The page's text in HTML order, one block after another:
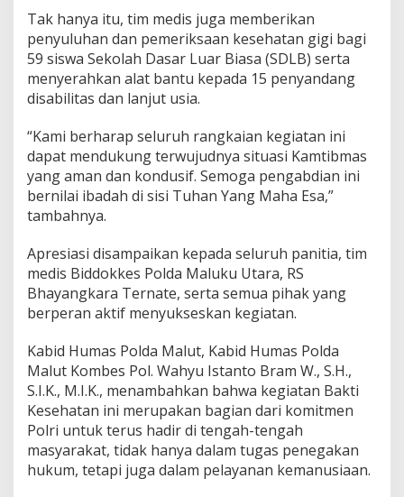
a
r
a
k
a
t
e
r
i
m
a
y
a
n
a
n
r
a
i
s
Tak hanya itu, tim medis juga memberikan
penyuluhan dan pemeriksaan kesehatan gigi bagi
59 siswa Sekolah Dasar Luar Biasa (SDLB) serta
menyerahkan alat bantu kepada 15 penyandang
disabilitas dan lanjut usia.
“Kami berharap seluruh rangkaian kegiatan ini
dapat mendukung terwujudnya situasi Kamtibmas
yang aman dan kondusif. Semoga pengabdian ini
bernilai ibadah di sisi Tuhan Yang Maha Esa,”
tambahnya.
Apresiasi disampaikan kepada seluruh panitia, tim
medis Biddokkes Polda Maluku Utara, RS
Bhayangkara Ternate, serta semua pihak yang
berperan aktif menyukseskan kegiatan.
Kabid Humas Polda Malut, Kabid Humas Polda
Malut Kombes Pol. Wahyu Istanto Bram W., S.H.,
S.I.K., M.I.K., menambahkan bahwa kegiatan Bakti
Kesehatan ini merupakan bagian dari komitmen
Polri untuk terus hadir di tengah-tengah
masyarakat, tidak hanya dalam tugas penegakan
hukum, tetapi juga dalam pelayanan kemanusiaan.